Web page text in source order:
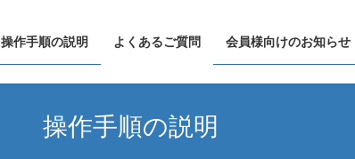
操作手順の説明 よくあるご質問 会員様向けのお知らせ
操作手順の説明